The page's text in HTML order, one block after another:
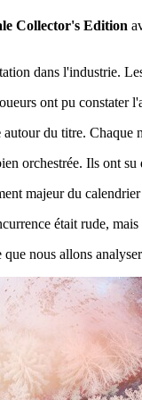
Collector's Edition
dans l'industrie.
ont pu constater
autour du titre. Chaque
orchestrée. Ils ont
majeur du
était rude,
nous allons